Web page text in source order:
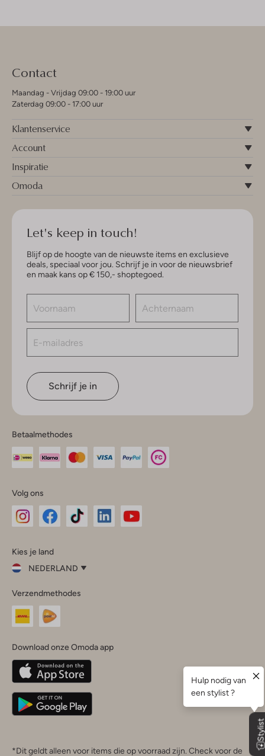
Contact
Maandag - Vrijdag 09:00 - 19:00 uur
Zaterdag 09:00 - 17:00 uur
Klantenservice
Account
Inspiratie
Omoda
Let's keep in touch!
Blijf op de hoogte van de nieuwste items en exclusieve
deals, speciaal voor jou. Schrijf je in voor de nieuwsbrief
en maak kans op € 150,- shoptegoed.
Schrijf je in
Betaalmethodes
Volg ons
InstagramFacebook
Kies je land
NEDERLAND
je
land
Nederland
Belgique(Français)
Deutschland
Verzendmethodes
Download onze Omoda app
*Dit geldt alleen voor items die op voorraad zijn. Check voor de